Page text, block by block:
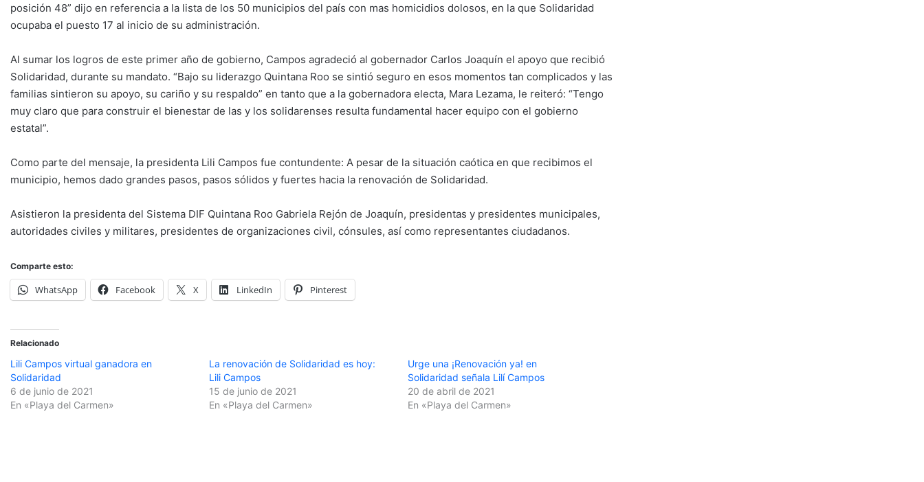
posición 48” dijo en referencia a la lista de los 50 municipios del país con mas homicidios dolosos, en la que Solidaridad
ocupaba el puesto 17 al inicio de su administración.
Al sumar los logros de este primer año de gobierno, Campos agradeció al gobernador Carlos Joaquín el apoyo que recibió
Solidaridad, durante su mandato. “Bajo su liderazgo Quintana Roo se sintió seguro en esos momentos tan complicados y las
familias sintieron su apoyo, su cariño y su respaldo” en tanto que a la gobernadora electa, Mara Lezama, le reiteró: “Tengo
muy claro que para construir el bienestar de las y los solidarenses resulta fundamental hacer equipo con el gobierno
estatal”.
Como parte del mensaje, la presidenta Lili Campos fue contundente: A pesar de la situación caótica en que recibimos el
municipio, hemos dado grandes pasos, pasos sólidos y fuertes hacia la renovación de Solidaridad.
Asistieron la presidenta del Sistema DIF Quintana Roo Gabriela Rejón de Joaquín, presidentas y presidentes municipales,
autoridades civiles y militares, presidentes de organizaciones civil, cónsules, así como representantes ciudadanos.
Comparte esto:
WhatsApp Facebook X LinkedIn Pinterest
Relacionado
Lili Campos virtual ganadora en
Solidaridad
6 de junio de 2021
En «Playa del Carmen»
La renovación de Solidaridad es hoy:
Lili Campos
15 de junio de 2021
En «Playa del Carmen»
Urge una ¡Renovación ya! en
Solidaridad señala Lilí Campos
20 de abril de 2021
En «Playa del Carmen»